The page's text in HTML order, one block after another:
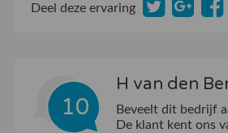
Deel deze ervaring
10
H van den
Beveelt dit bedrijf
De klant kent ons